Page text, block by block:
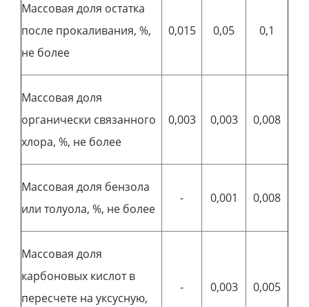
Массовая доля остатка
после прокаливания, %,
не более
0,015 0,05 0,1
Массовая доля
органически связанного
хлора, %, не более
0,003 0,003 0,008
Массовая доля бензола
или толуола, %, не более
- 0,001 0,008
Массовая доля
карбоновых кислот в
пересчете на уксусную,
- 0,003 0,005